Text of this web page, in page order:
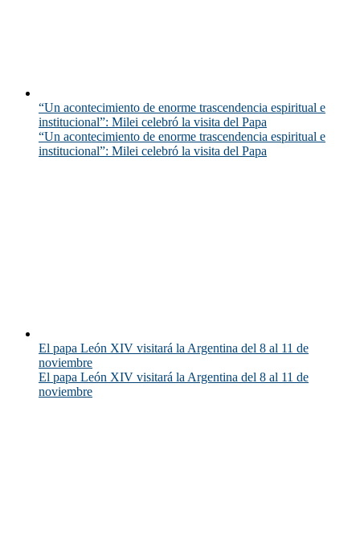
“Un acontecimiento de enorme trascendencia espiritual e
institucional”: Milei celebró la visita del Papa
“Un acontecimiento de enorme trascendencia espiritual e
institucional”: Milei celebró la visita del Papa
El papa León XIV visitará la Argentina del 8 al 11 de
noviembre
El papa León XIV visitará la Argentina del 8 al 11 de
noviembre